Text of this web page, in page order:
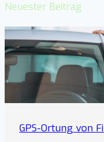
Neuester Beitrag
GPS-Ortung von